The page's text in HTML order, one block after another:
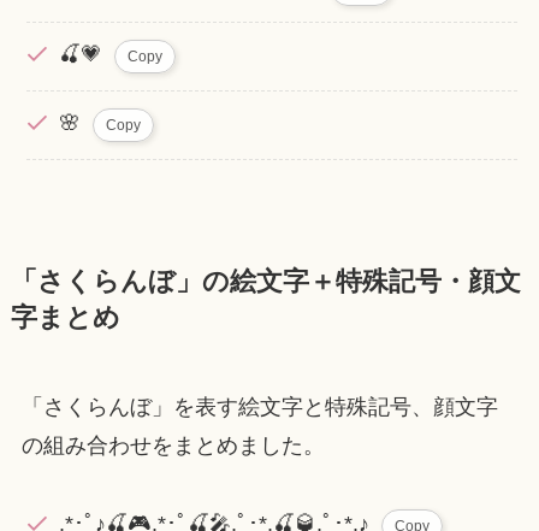
🍒💗 Copy
🌸 Copy
「さくらんぼ」の絵文字＋特殊記号・顔文
字まとめ
「さくらんぼ」を表す絵文字と特殊記号、顔文字
の組み合わせをまとめました。
.*･ﾟ♪🍒🎮.*･ﾟ🍒🎤.ﾟ･*.🍒🥃.ﾟ･*.♪ Copy